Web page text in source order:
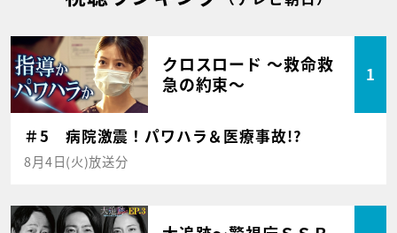
クロスロード ～救命救
急の約束～
1
＃5 病院激震！パワハラ＆医療事故!?
8月4日(火)放送分